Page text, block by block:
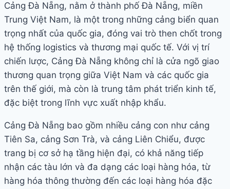
Cảng Đà Nẵng, nằm ở thành phố Đà Nẵng, miền
Trung Việt Nam, là một trong những cảng biển quan
trọng nhất của quốc gia, đóng vai trò then chốt trong
hệ thống logistics và thương mại quốc tế. Với vị trí
chiến lược, Cảng Đà Nẵng không chỉ là cửa ngõ giao
thương quan trọng giữa Việt Nam và các quốc gia
trên thế giới, mà còn là trung tâm phát triển kinh tế,
đặc biệt trong lĩnh vực xuất nhập khẩu.
Cảng Đà Nẵng bao gồm nhiều cảng con như cảng
Tiên Sa, cảng Sơn Trà, và cảng Liên Chiểu, được
trang bị cơ sở hạ tầng hiện đại, có khả năng tiếp
nhận các tàu lớn và đa dạng các loại hàng hóa, từ
hàng hóa thông thường đến các loại hàng hóa đặc